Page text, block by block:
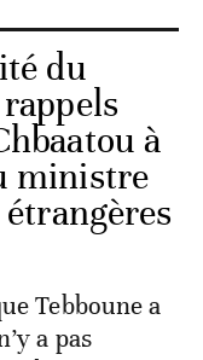
du
à
ministre
Tebboune a
a pas